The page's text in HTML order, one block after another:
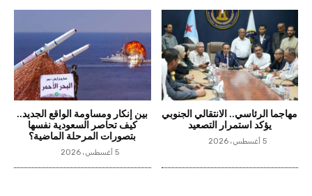
مهاجما الرئاسي.. الانتقالي الجنوبي
يؤكد استمرار التصعيد
5 أغسطس، 2026
بين إنكار ومساومة الواقع الجديد..
كيف تحاصر السعودية نفسها
بتصورات المرحلة الماضية؟
5 أغسطس، 2026